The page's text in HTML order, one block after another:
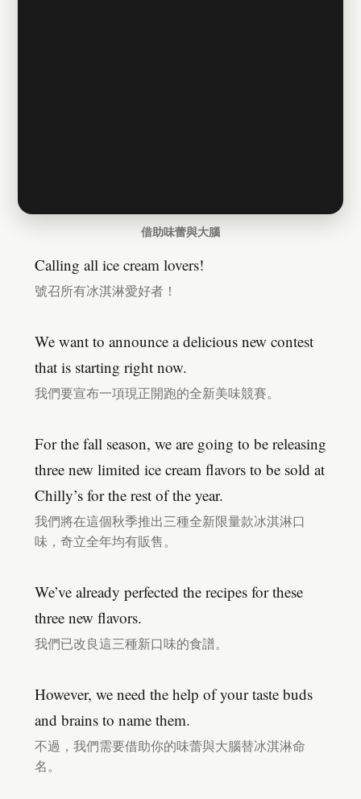
借助味蕾與大腦
Calling all ice cream lovers!
號召所有冰淇淋愛好者！
We want to announce a delicious new contest
that is starting right now.
我們要宣布一項現正開跑的全新美味競賽。
For the fall season, we are going to be releasing
three new limited ice cream flavors to be sold at
Chilly’s for the rest of the year.
我們將在這個秋季推出三種全新限量款冰淇淋口
味，奇立全年均有販售。
We’ve already perfected the recipes for these
three new flavors.
我們已改良這三種新口味的食譜。
However, we need the help of your taste buds
and brains to name them.
不過，我們需要借助你的味蕾與大腦替冰淇淋命
名。